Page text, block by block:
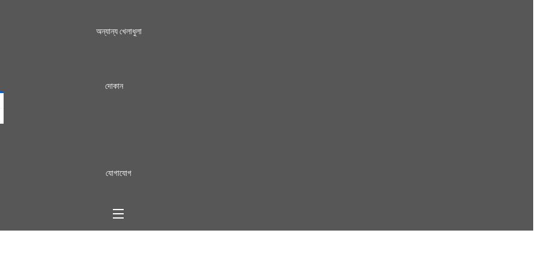
অন্যান্য খেলাধুলা
দোকান
যোগাযোগ